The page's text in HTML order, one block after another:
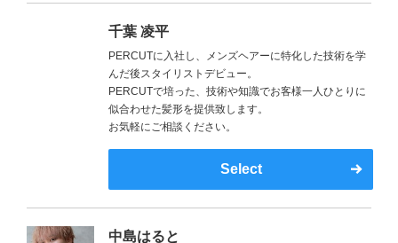
千葉 凌平
PERCUTに入社し、メンズヘアーに特化した技術を学
んだ後スタイリストデビュー。
PERCUTで培った、技術や知識でお客様一人ひとりに
似合わせた髪形を提供致します。
お気軽にご相談ください。
Select
中島はると